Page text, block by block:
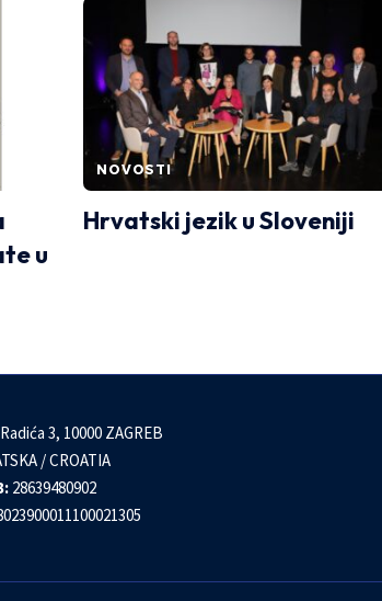
u
NOVOSTI
Hrvatski jezik u Sloveniji
3, 10000 ZAGREB
/ CROATIA
28639480902